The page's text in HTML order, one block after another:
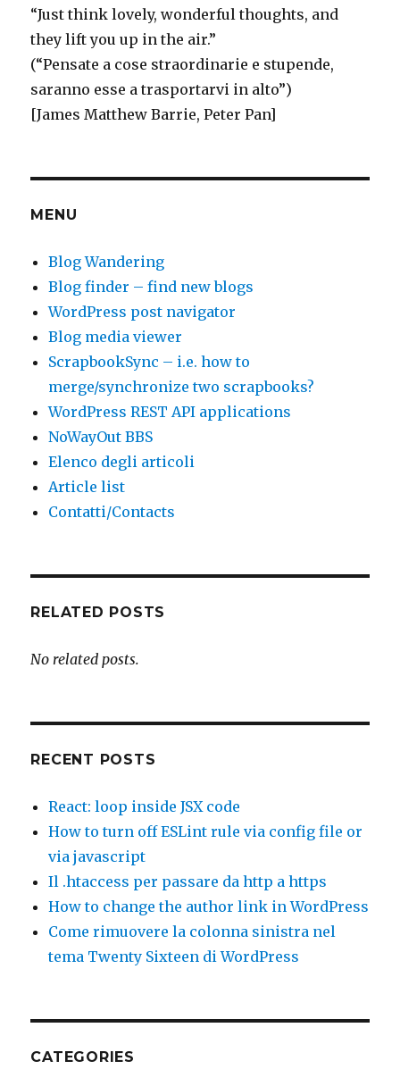
“Just think lovely, wonderful thoughts, and
they lift you up in the air.”
(“Pensate a cose straordinarie e stupende,
saranno esse a trasportarvi in alto”)
[James Matthew Barrie, Peter Pan]
MENU
Blog Wandering
Blog finder – find new blogs
WordPress post navigator
Blog media viewer
ScrapbookSync – i.e. how to
merge/synchronize two scrapbooks?
WordPress REST API applications
NoWayOut BBS
Elenco degli articoli
Article list
Contatti/Contacts
RELATED POSTS
No related posts.
RECENT POSTS
React: loop inside JSX code
How to turn off ESLint rule via config file or
via javascript
Il .htaccess per passare da http a https
How to change the author link in WordPress
Come rimuovere la colonna sinistra nel
tema Twenty Sixteen di WordPress
CATEGORIES